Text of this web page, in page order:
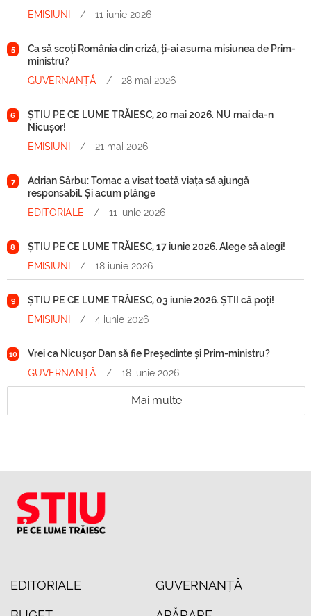
EMISIUNI
/ 11 iunie 2026
5
Ca să scoți România din criză, ți-ai asuma misiunea de Prim-
ministru?
GUVERNANȚĂ
/ 28 mai 2026
6
ȘTIU PE CE LUME TRĂIESC, 20 mai 2026. NU mai da-n
Nicușor!
EMISIUNI
/ 21 mai 2026
7
Adrian Sârbu: Tomac a visat toată viața să ajungă
responsabil. Și acum plânge
EDITORIALE
/ 11 iunie 2026
8
ȘTIU PE CE LUME TRĂIESC, 17 iunie 2026. Alege să alegi!
EMISIUNI
/ 18 iunie 2026
9
ȘTIU PE CE LUME TRĂIESC, 03 iunie 2026. ȘTII că poți!
EMISIUNI
/ 4 iunie 2026
10
Vrei ca Nicușor Dan să fie Președinte și Prim-ministru?
GUVERNANȚĂ
/ 18 iunie 2026
Mai multe
EDITORIALE GUVERNANȚĂ